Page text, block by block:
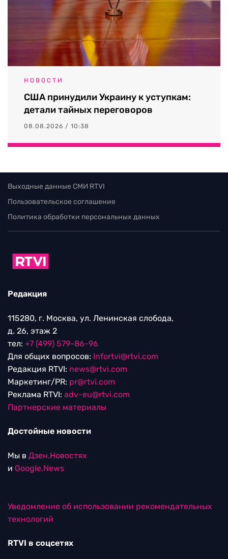
НОВОСТИ
США принудили Украину к уступкам:
детали тайных переговоров
08.08.2026 / 10:38
Выходные данные СМИ RTVI
Пользовательское соглашение
Политика обработки персональных данных
Редакция
115280, г. Москва, ул. Ленинская слобода,
д. 26, этаж 2
тел: +7 (499) 579-86-96
Для общих вопросов: Infortvi@rtvi.com
Редакция RTVI: news@rtvi.com
Маркетинг/PR: pr@rtvi.com
Реклама RTVI: adv-eu@rtvi.com
Партнерские материалы
Достойные новости
Мы в Дзен.Новостях
и Google.News
Уведомление об использовании рекомендательных
технологий
RTVI в соцсетях